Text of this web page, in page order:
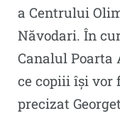
a Centrului
Năvodari. În
Canalul Poarta
ce copiii își vor
precizat